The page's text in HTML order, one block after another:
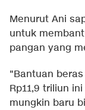
Menurut Ani
untuk
pangan yang
"Bantuan
Rp11,9 triliun
mungkin baru